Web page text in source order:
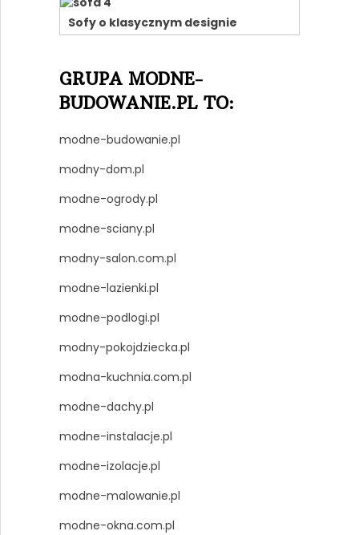
Sofy o klasycznym designie
GRUPA MODNE-
BUDOWANIE.PL TO:
modne-budowanie.pl
modny-dom.pl
modne-ogrody.pl
modne-sciany.pl
modny-salon.com.pl
modne-lazienki.pl
modne-podlogi.pl
modny-pokojdziecka.pl
modna-kuchnia.com.pl
modne-dachy.pl
modne-instalacje.pl
modne-izolacje.pl
modne-malowanie.pl
modne-okna.com.pl